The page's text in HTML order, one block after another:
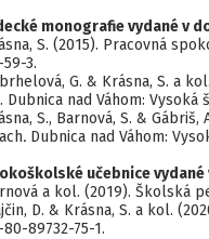
monografie vydané v
S. (2015). Pracovná
3.
G. & Krásna, S. a
nad Váhom: Vysoká
S., Barnová, S. &
.Dubnica nad Váhom:
učebnice
a kol. (2019). Školská
D. & Krásna, S. a kol.
89732-75-1.